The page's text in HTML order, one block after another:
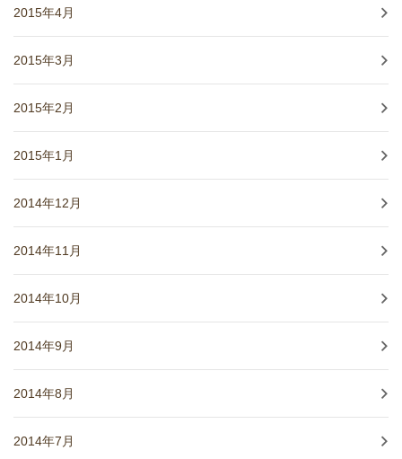
2015年4月
2015年3月
2015年2月
2015年1月
2014年12月
2014年11月
2014年10月
2014年9月
2014年8月
2014年7月